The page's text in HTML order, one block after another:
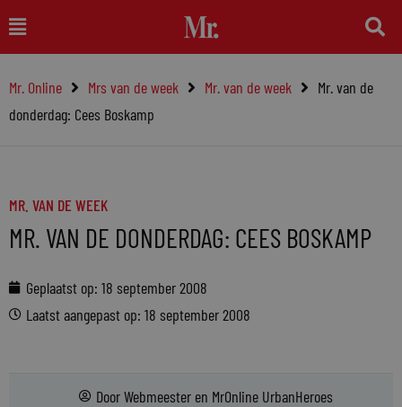
naar
inhoud
Main
Menu
Mr. Online Mrs van de week Mr. van de week
Mr. van de
donderdag: Cees Boskamp
MR. VAN DE WEEK
MR. VAN DE DONDERDAG: CEES BOSKAMP
Geplaatst op: 18 september 2008
Laatst aangepast op: 18 september 2008
DoorWebmeesteren MrOnline UrbanHeroes